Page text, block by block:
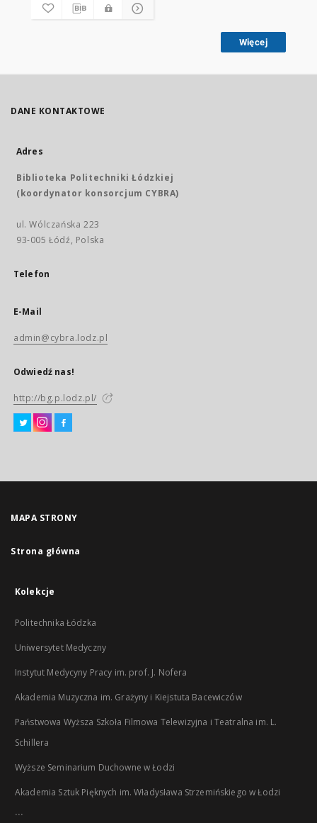
Więcej
DANE KONTAKTOWE
Adres
Biblioteka Politechniki Łódzkiej
(koordynator konsorcjum CYBRA)
ul. Wólczańska 223
93-005 Łódź, Polska
Telefon
E-Mail
admin@cybra.lodz.pl
Odwiedź nas!
http://bg.p.lodz.pl/
MAPA STRONY
Strona główna
Kolekcje
Politechnika Łódzka
Uniwersytet Medyczny
Instytut Medycyny Pracy im. prof. J. Nofera
Akademia Muzyczna im. Grażyny i Kiejstuta Bacewiczów
Państwowa Wyższa Szkoła Filmowa Telewizyjna i Teatralna im. L.
Schillera
Wyższe Seminarium Duchowne w Łodzi
Akademia Sztuk Pięknych im. Władysława Strzemińskiego w Łodzi
...